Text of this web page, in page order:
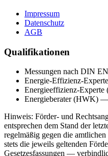
Impressum
Datenschutz
AGB
Qualifikationen
Messungen nach DIN
Energie-Effizienz-
Energieeffizienz-Experte
Energieberater (HWK)
Hinweis: Förder- und
entsprechen dem Stand der
regelmäßig gegen die
stets die jeweils geltenden
Gesetzesfassungen —